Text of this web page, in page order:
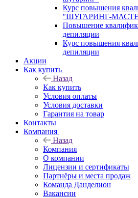
Курс повышения
"ШУГАРИНГ-
Повышение
депиляции
Курс повышения
депиляции
Акции
Как купить
Назад
Как купить
Условия оплаты
Условия доставки
Гарантия на товар
Контакты
Компания
Назад
Компания
О компании
Лицензии и сертификаты
Партнёры и места продаж
Команда Данделион
Вакансии